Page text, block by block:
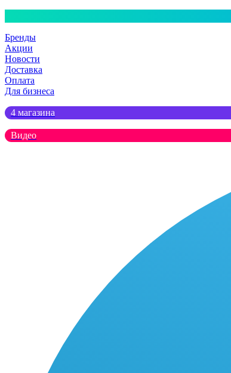
Бренды
Акции
Новости
Доставка
Оплата
Для бизнеса
4 магазина
Видео